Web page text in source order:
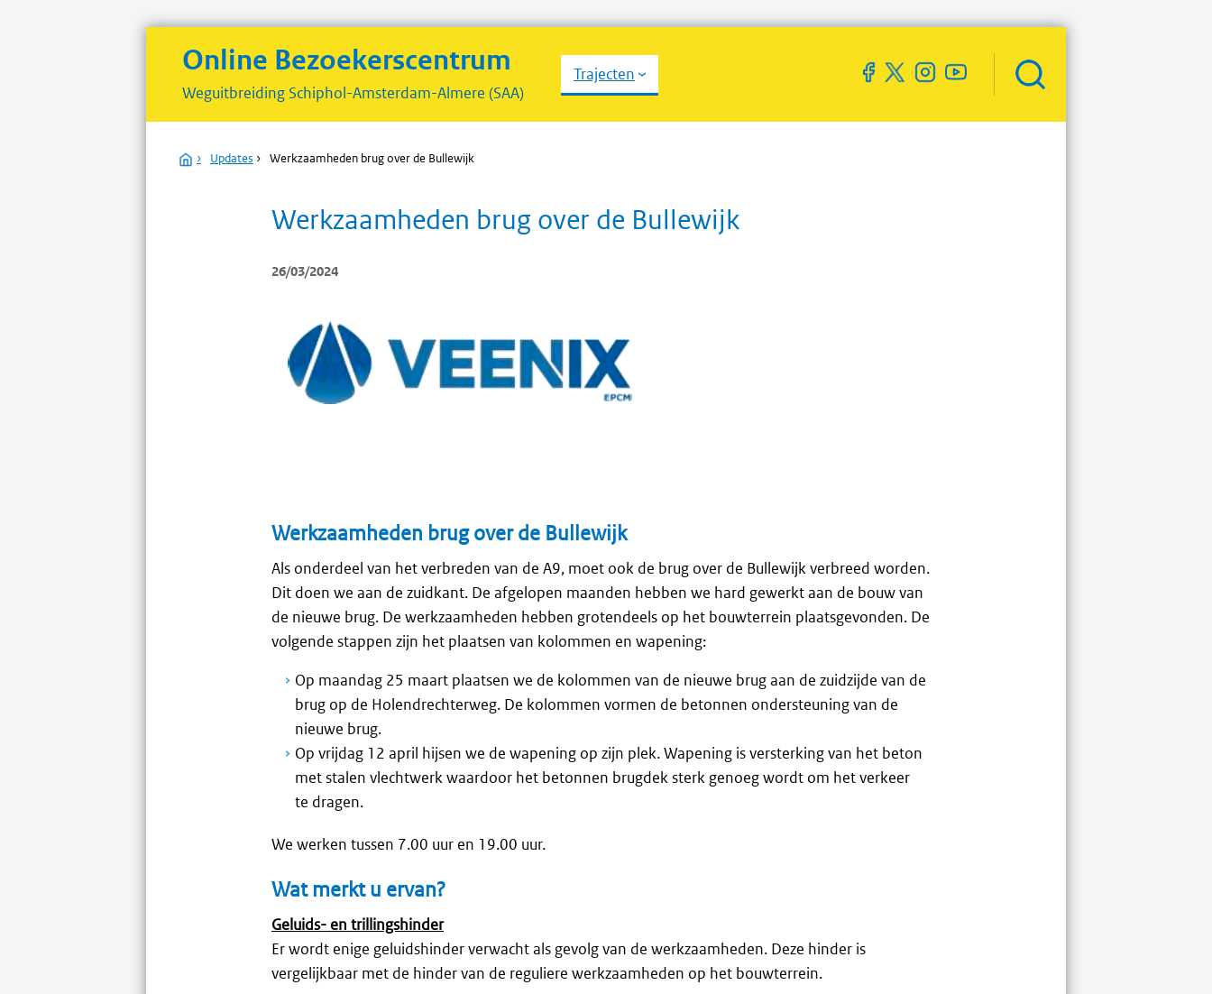
Online Bezoekerscentrum
Weguitbreiding Schiphol-Amsterdam-Almere (SAA)
Trajecten
Zoekveld
openen
Home
› Updates › Werkzaamheden brug over de Bullewijk
Werkzaamheden brug over de Bullewijk
26/03/2024
Werkzaamheden brug over de Bullewijk
Als onderdeel van het verbreden van de A9, moet ook de brug over de Bullewijk verbreed worden.
Dit doen we aan de zuidkant. De afgelopen maanden hebben we hard gewerkt aan de bouw van
de nieuwe brug. De werkzaamheden hebben grotendeels op het bouwterrein plaatsgevonden. De
volgende stappen zijn het plaatsen van kolommen en wapening:
Op maandag 25 maart plaatsen we de kolommen van de nieuwe brug aan de zuidzijde van de
brug op de Holendrechterweg. De kolommen vormen de betonnen ondersteuning van de
nieuwe brug.
Op vrijdag 12 april hijsen we de wapening op zijn plek. Wapening is versterking van het beton
met stalen vlechtwerk waardoor het betonnen brugdek sterk genoeg wordt om het verkeer
te dragen.
We werken tussen 7.00 uur en 19.00 uur.
Wat merkt u ervan?
Geluids- en trillingshinder
Er wordt enige geluidshinder verwacht als gevolg van de werkzaamheden. Deze hinder is
vergelijkbaar met de hinder van de reguliere werkzaamheden op het bouwterrein.